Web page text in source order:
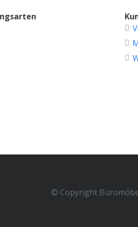
© Copyright